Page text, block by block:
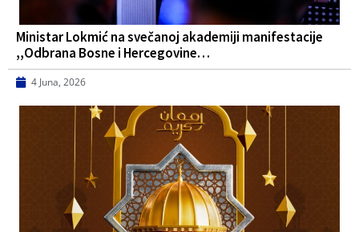
Ministar Lokmić na svečanoj akademiji manifestacije
,,Odbrana Bosne i Hercegovine…
4 Juna, 2026